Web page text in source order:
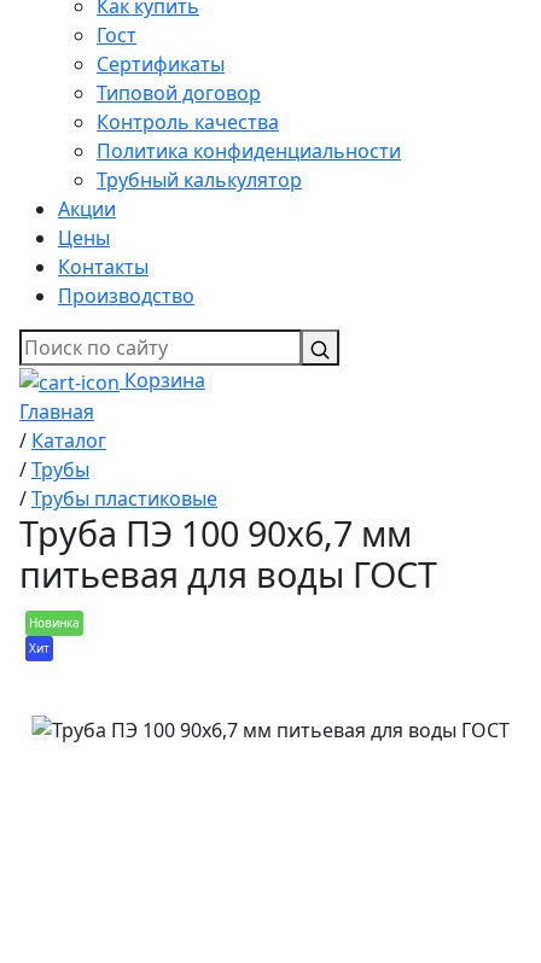
Как купить
Гост
Сертификаты
Типовой договор
Контроль качества
Политика конфиденциальности
Трубный калькулятор
Акции
Цены
Контакты
Производство
Корзина
Главная
/ Каталог
/Трубы
/Трубы пластиковые
Труба ПЭ 100 90х6,7 мм
питьевая для воды ГОСТ
Новинка
Хит